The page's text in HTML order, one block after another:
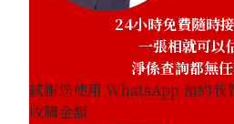
24小時免費隨時
一張相就可以
淨係查詢都無任
感謝您使用 WhatsApp 預約我
收購金額